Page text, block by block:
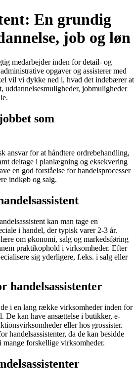
En grundig
job og løn
medarbejder inden for detail- og
opgaver og assisterer med
vil vi dykke ned i, hvad det indebærer at
uddannelsesmuligheder, jobmuligheder
som
ansvar for at håndtere ordrebehandling,
deltage i planlægning og eksekvering
en god forståelse for handelsprocesser
indkøb og salg.
kan man tage en
i handel, der typisk varer 2-3 år.
om økonomi, salg og markedsføring
praktikophold i virksomheder. Efter
sig yderligere, f.eks. i salg eller
handelsassistenter
i en lang række virksomheder inden for
De kan have ansættelse i butikker, e-
eller hos grossister.
handelsassistenter, da de kan besidde
forskellige virksomheder.